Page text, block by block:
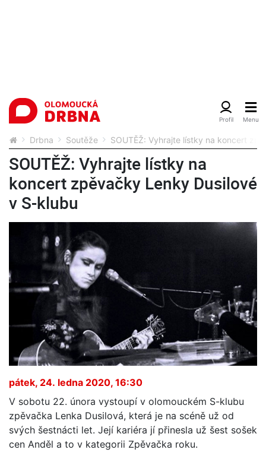
Drbna Soutěže SOUTĚŽ: Vyhrajte lístky na koncert
SOUTĚŽ: Vyhrajte lístky na
koncert zpěvačky Lenky Dusilové
v S-klubu
pátek, 24. ledna 2020, 16:30
V sobotu 22. února vystoupí v olomouckém S-klubu
zpěvačka Lenka Dusilová, která je na scéně už od
svých šestnácti let. Její kariéra jí přinesla už šest sošek
cen Anděl a to v kategorii Zpěvačka roku.